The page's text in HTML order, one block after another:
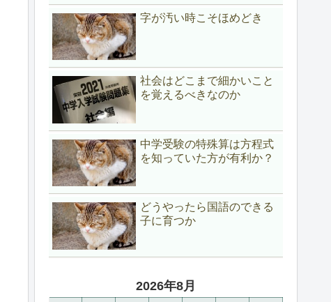
字が汚い時こそほめどき
社会はどこまで細かいこと
を覚えるべきなのか
中学受験の特殊算は方程式
を知っていた方が有利か？
どうやったら国語のできる
子に育つか
2026年8月